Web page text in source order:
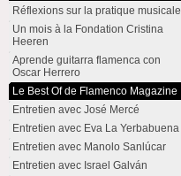
Réflexions sur la pratique musicale
Un mois à la Fondation Cristina
Heeren
Aprende guitarra flamenca con
Oscar Herrero
Le Best Of de Flamenco Magazine
Entretien avec José Mercé
Entretien avec Eva La Yerbabuena
Entretien avec Manolo Sanlúcar
Entretien avec Israel Galván